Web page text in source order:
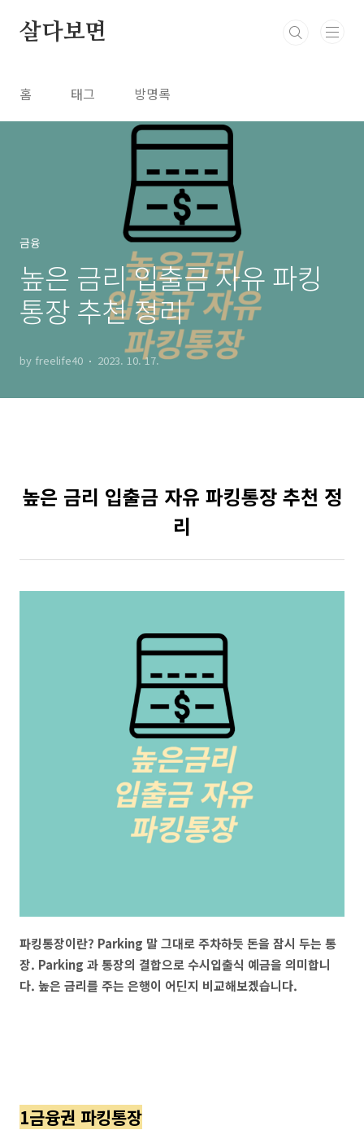
살다보면
홈 태그 방명록
금융
높은 금리 입출금 자유 파킹
통장 추천 정리
by freelife40 2023. 10. 17.
높은 금리 입출금 자유 파킹통장 추천 정
리
파킹통장이란? Parking 말 그대로 주차하듯 돈을 잠시 두는 통
장. Parking 과 통장의 결합으로 수시입출식 예금을 의미합니
다. 높은 금리를 주는 은행이 어딘지 비교해보겠습니다.
1금융권 파킹통장